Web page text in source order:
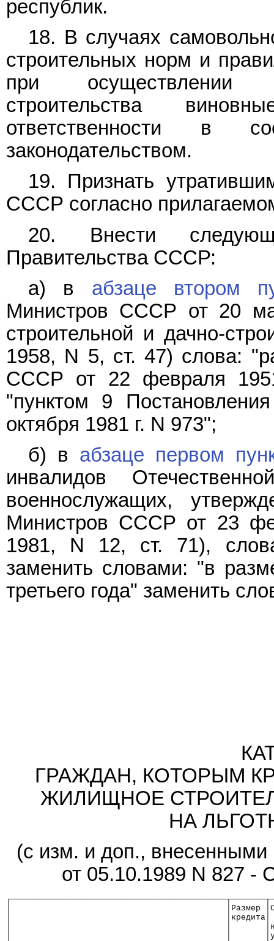
республик.
18. В случаях
строительных норм и
при осуществлении
строительства
ответственности в
законодательством.
19. Признать
СССР согласно
20. Внести
Правительства СССР:
а) в абзаце втором
Министров СССР от 20
строительной и дачно-
1958, N 5, ст. 47) слова:
СССР от 22 февраля
"пунктом 9
октября 1981 г. N 973";
б) в абзаце первом
инвалидов
военнослужащих,
Министров СССР от 23
1981, N 12, ст. 71),
заменить словами: "в
третьего года" заменить
ГРАЖДАН, КОТОРЫМ
ЖИЛИЩНОЕ
НА
(с изм. и доп., внесенными
от 05.10.1989 N 827 -
│                                            │Размер
│                                            │кредита│
│                                            │
│                                            │